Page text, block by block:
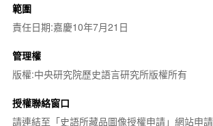
範圍
責任日期:嘉慶10年7月21日
管理權
版權:中央研究院歷史語言研究所版權所有
授權聯絡窗口
請連結至「史語所藏品圖像授權申請」網站申